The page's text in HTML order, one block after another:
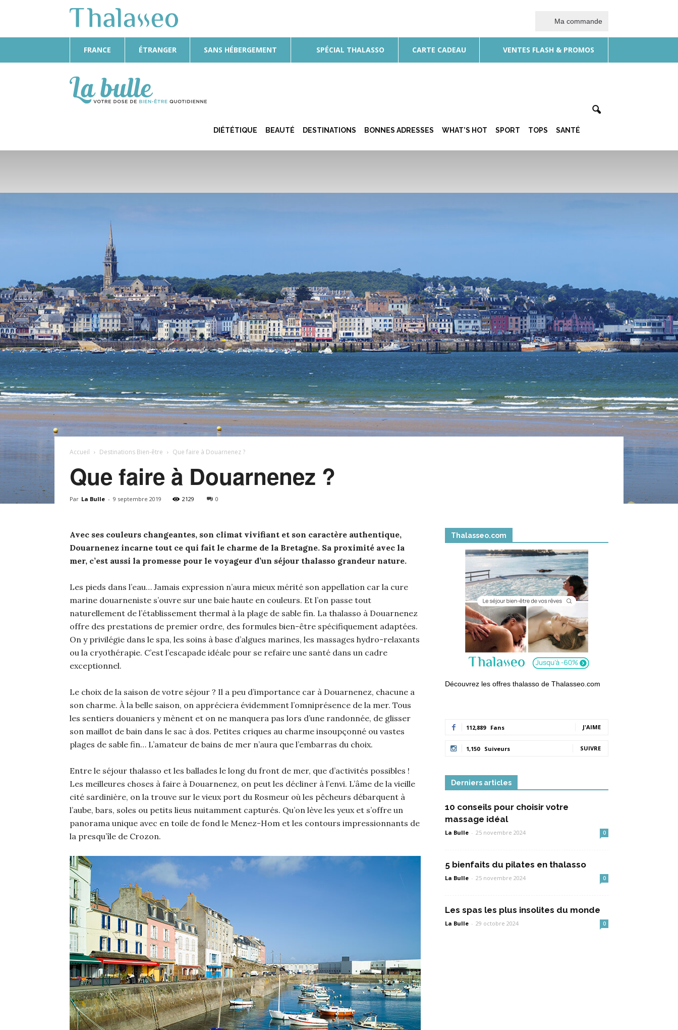
Ma commande
FRANCE ÉTRANGER SANS HÉBERGEMENT SPÉCIAL THALASSO CARTE CADEAU VENTES FLASH & PROMOS
Bulle
DIÉTÉTIQUE BEAUTÉ DESTINATIONS BONNES ADRESSES WHAT’S HOT SPORT TOPS SANTÉ
Accueil Destinations Bien-être Que faire à Douarnenez ?
Que faire à Douarnenez ?
Par La Bulle - 9 septembre 2019 2129 0
Avec ses couleurs changeantes, son climat vivifiant et son caractère authentique,
Douarnenez incarne tout ce qui fait le charme de la Bretagne. Sa proximité avec la
mer, c’est aussi la promesse pour le voyageur d’un séjour thalasso grandeur nature.
Les pieds dans l’eau… Jamais expression n’aura mieux mérité son appellation car la cure
marine douarneniste s’ouvre sur une baie haute en couleurs. Et l’on passe tout
naturellement de l’établissement thermal à la plage de sable fin. La thalasso à Douarnenez
offre des prestations de premier ordre, des formules bien-être spécifiquement adaptées.
On y privilégie dans le spa, les soins à base d’algues marines, les massages hydro-relaxants
ou la cryothérapie. C’est l’escapade idéale pour se refaire une santé dans un cadre
exceptionnel.
Le choix de la saison de votre séjour ? Il a peu d’importance car à Douarnenez, chacune a
son charme. À la belle saison, on appréciera évidemment l’omniprésence de la mer. Tous
les sentiers douaniers y mènent et on ne manquera pas lors d’une randonnée, de glisser
son maillot de bain dans le sac à dos. Petites criques au charme insoupçonné ou vastes
plages de sable fin… L’amateur de bains de mer n’aura que l’embarras du choix.
Entre le séjour thalasso et les ballades le long du front de mer, que d’activités possibles !
Les meilleures choses à faire à Douarnenez, on peut les décliner à l’envi. L’âme de la vieille
cité sardinière, on la trouve sur le vieux port du Rosmeur où les pêcheurs débarquent à
l’aube, bars, soles ou petits lieus nuitamment capturés. Qu’on lève les yeux et s’offre un
panorama unique avec en toile de fond le Menez-Hom et les contours impressionnants de
la presqu’île de Crozon.
Thalasseo.com
Découvrez les offres thalasso de Thalasseo.com
112,889 Fans J'AIME
1,150 Suiveurs SUIVRE
Derniers articles
10 conseils pour choisir votre
massage idéal
La Bulle - 25 novembre 2024 0
5 bienfaits du pilates en thalasso
La Bulle - 25 novembre 2024 0
Les spas les plus insolites du monde
La Bulle - 29 octobre 2024 0